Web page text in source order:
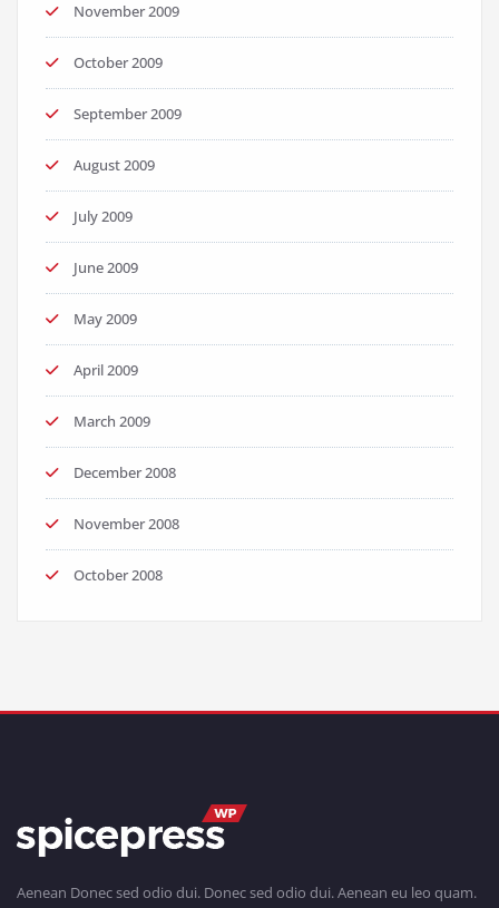
November 2009
October 2009
September 2009
August 2009
July 2009
June 2009
May 2009
April 2009
March 2009
December 2008
November 2008
October 2008
Aenean Donec sed odio dui. Donec sed odio dui. Aenean eu leo quam.